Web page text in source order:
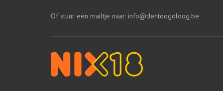
Of stuur een mailtje naar: info@dentoogoloog.be